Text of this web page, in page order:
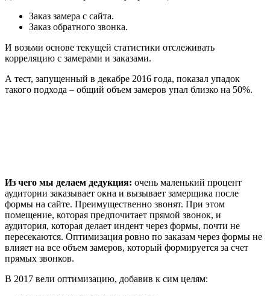
Заказ замера с сайта.
Заказ обратного звонка.
И возьми основе текущей статистики отслеживать
корреляцию с замерами и заказами.
А тест, запущенный в декабре 2016 года, показал упадок
такого подхода – общий объем замеров упал близко на 50%.
Из чего мы делаем дедукция: очень маленький процент
аудитории заказывает окна и вызывает замерщика после
формы на сайте. Преимущественно звонят. При этом
помещение, которая предпочитает прямой звонок, и
аудитория, которая делает индент через формы, почти не
пересекаются. Оптимизация ровно по заказам через формы не
влияет на все объем замеров, который формируется за счет
прямых звонков.
В 2017 вели оптимизацию, добавив к сим целям: